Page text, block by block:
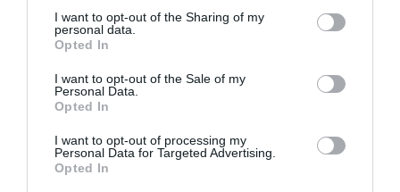
I want to opt-out of the Sharing of my
personal data.
Opted In
I want to opt-out of the Sale of my
Personal Data.
Opted In
I want to opt-out of processing my
Personal Data for Targeted Advertising.
Opted In
del camióntras el atropello.
Una vez excarcelada, la víctima ha sido transferida a
los servicios sanitarios desplazados al lugar.